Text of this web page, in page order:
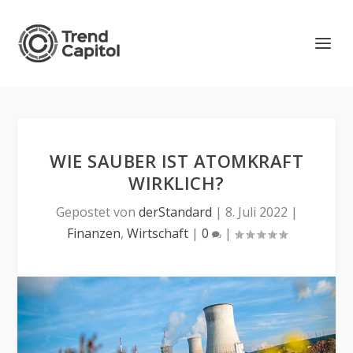
WIE SAUBER IST ATOMKRAFT
WIRKLICH?
Gepostet von derStandard | 8. Juli 2022 |
Finanzen, Wirtschaft| 0 |